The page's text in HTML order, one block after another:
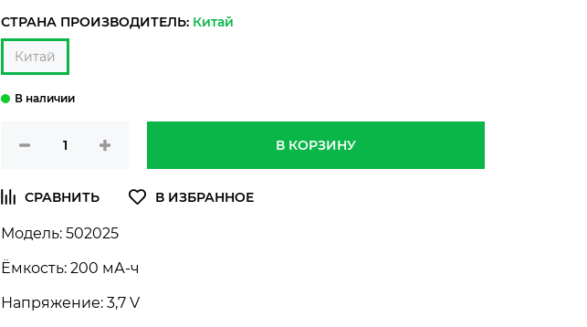
СТРАНА ПРОИЗВОДИТЕЛЬ: Китай
Китай
В КОРЗИНУ
Модель: 502025
Ёмкость: 200 мА-ч
Напряжение: 3,7 V